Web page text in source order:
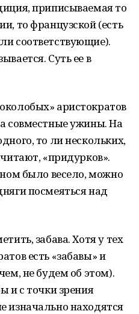
приписываемая то
то французской (есть
соответствующие).
Суть ее в
аристократов
совместные ужины. На
то ли нескольких,
«придурков».
было весело, можно
посмеяться над
забава. Хотя у тех
есть «забавы» и
не будем об этом).
и с точки зрения
изначально находятся